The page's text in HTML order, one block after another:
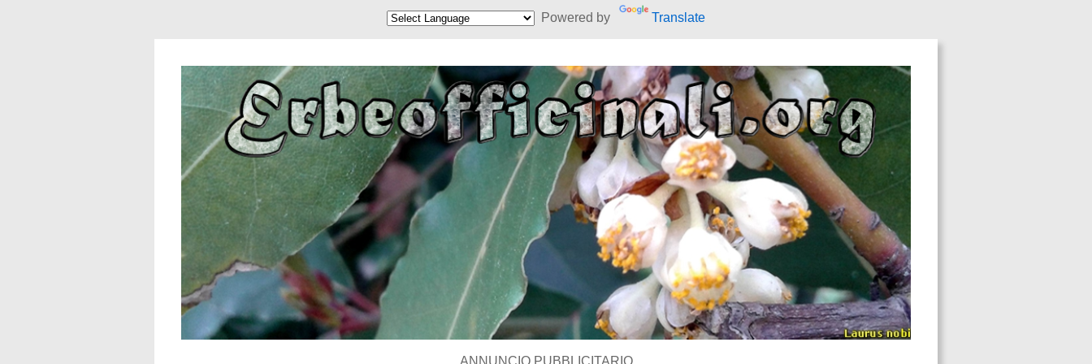
Powered by Translate
ANNUNCIO PUBBLICITARIO